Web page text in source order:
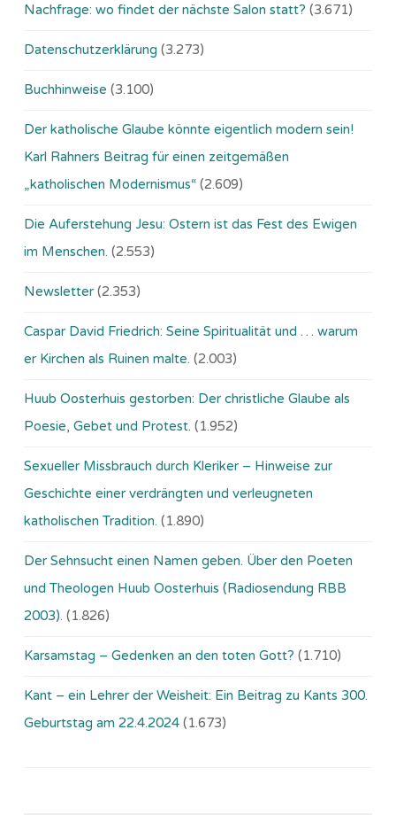
Nachfrage: wo findet der nächste Salon statt? (3.671)
Datenschutzerklärung (3.273)
Buchhinweise (3.100)
Der katholische Glaube könnte eigentlich modern sein!
Karl Rahners Beitrag für einen zeitgemäßen
„katholischen Modernismus“ (2.609)
Die Auferstehung Jesu: Ostern ist das Fest des Ewigen
im Menschen. (2.553)
Newsletter (2.353)
Caspar David Friedrich: Seine Spiritualität und … warum
er Kirchen als Ruinen malte. (2.003)
Huub Oosterhuis gestorben: Der christliche Glaube als
Poesie, Gebet und Protest. (1.952)
Sexueller Missbrauch durch Kleriker – Hinweise zur
Geschichte einer verdrängten und verleugneten
katholischen Tradition. (1.890)
Der Sehnsucht einen Namen geben. Über den Poeten
und Theologen Huub Oosterhuis (Ra­dio­sen­dung RBB
2003). (1.826)
Karsamstag – Gedenken an den toten Gott? (1.710)
Kant – ein Lehrer der Weisheit: Ein Beitrag zu Kants 300.
Geburtstag am 22.4.2024 (1.673)